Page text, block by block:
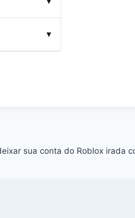
▾
sua conta do Roblox irada